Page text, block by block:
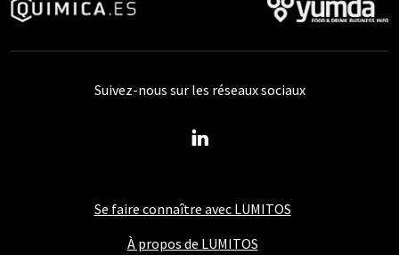
Se faire connaître avec LUMITOS
À propos de LUMITOS
Suivez-nous sur les réseaux sociaux